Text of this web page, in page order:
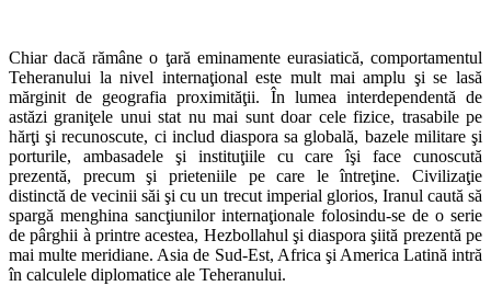
Chiar dacă rămâne o ţară eminamente eurasiatică, comportamentul
Teheranului la nivel internaţional este mult mai amplu şi se lasă
mărginit de geografia proximităţii. În lumea interdependentă de
astăzi graniţele unui stat nu mai sunt doar cele fizice, trasabile pe
hărţi şi recunoscute, ci includ diaspora sa globală, bazele militare şi
porturile, ambasadele şi instituţiile cu care îşi face cunoscută
prezentă, precum şi prieteniile pe care le întreţine. Civilizaţie
distinctă de vecinii săi şi cu un trecut imperial glorios, Iranul caută să
spargă menghina sancţiunilor internaţionale folosindu-se de o serie
de pârghii à printre acestea, Hezbollahul şi diaspora şiită prezentă pe
mai multe meridiane. Asia de Sud-Est, Africa şi America Latină intră
în calculele diplomatice ale Teheranului.